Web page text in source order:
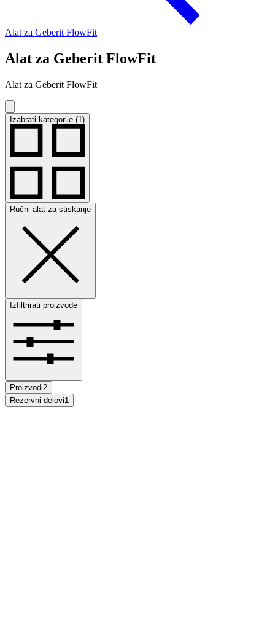
Alat za Geberit FlowFit
Alat za Geberit FlowFit
Alat za Geberit FlowFit
Izabrati kategorije (1)
Ručni alat za stiskanje
Izfiltrirati proizvode
Proizvodi2
Rezervni delovi1